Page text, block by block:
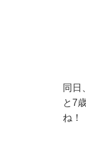
同
と7
ね！